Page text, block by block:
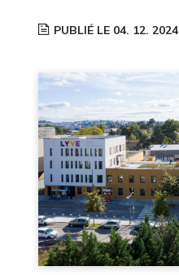
PUBLIÉ LE 04. 12. 2024